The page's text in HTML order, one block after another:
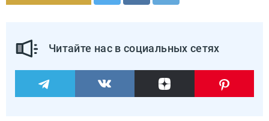
Читайте нас в социальных сетях